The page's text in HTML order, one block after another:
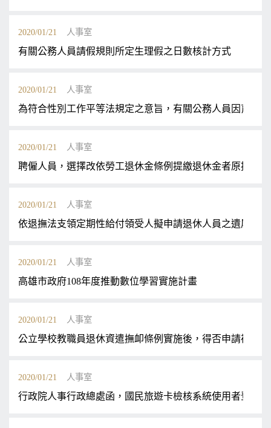
2020/01/21 人事室
有關公務人員請假規則所定生理假之日數核計方式
2020/01/21 人事室
為符合性別工作平等法規定之意旨，有關公務人員因育嬰
2020/01/21 人事室
聘僱人員，選擇改依勞工退休金條例提繳退休金者原提存
2020/01/21 人事室
依退撫法支領定期性給付領受人擬申請退休人員之遺屬年
2020/01/21 人事室
高雄市政府108年度推動數位學習實施計畫
2020/01/21 人事室
公立學校教職員退休資遣撫卹條例實施後，得否申請補繳
2020/01/21 人事室
行政院人事行政總處函，國民旅遊卡檢核系統使用者登入